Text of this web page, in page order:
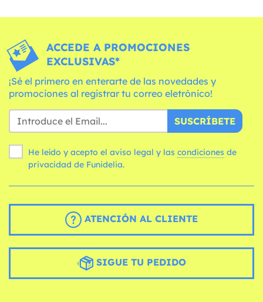
ACCEDE A PROMOCIONES
EXCLUSIVAS*
¡Sé el primero en enterarte de las novedades y
promociones al registrar tu correo eletrónico!
SUSCRÍBETE
He leído y acepto el aviso legal y las condiciones
privacidad de Funidelia.
ATENCIÓN AL CLIENTE
SIGUE TU PEDIDO